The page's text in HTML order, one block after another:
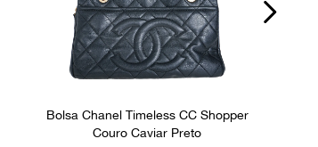
Bolsa Chanel Timeless CC Shopper
Couro Caviar Preto